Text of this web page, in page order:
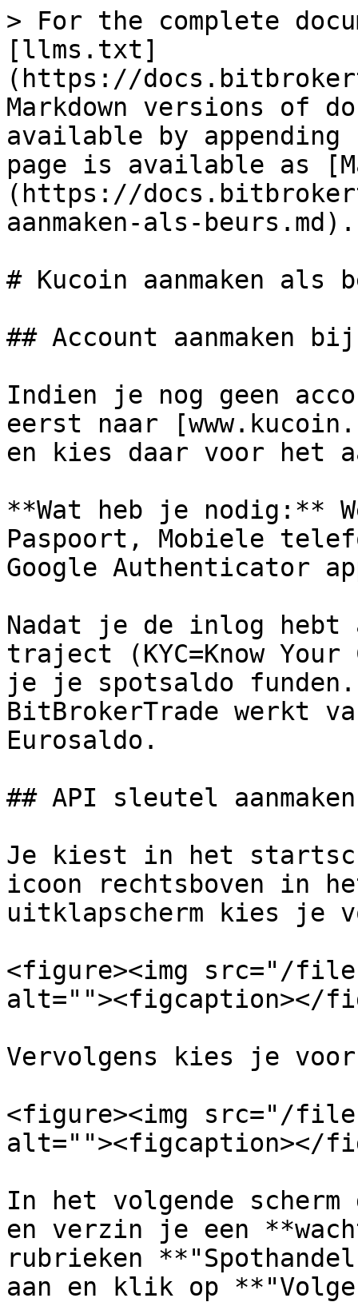
> For the complete
[llms.txt]
(https://
Markdown versions of
available by
page is available as
(https://
aanmaken-als-beurs.md).
# Kucoin aanmaken als
## Account aanmaken
Indien je nog geen
eerst naar
en kies daar voor het
**Wat heb je nodig:**
Paspoort, Mobiele
Google Authenticator
Nadat je de inlog hebt
traject (KYC=Know
je je spotsaldo
BitBrokerTrade werkt
Eurosaldo.
## API sleutel
Je kiest in het
icoon rechtsboven in
uitklapscherm kies je
<figure><img src="/files/
alt=""><figcaption></
Vervolgens kies je
<figure><img src="/files/
alt=""><figcaption></
In het volgende
en verzin je een
rubrieken
aan en klik op